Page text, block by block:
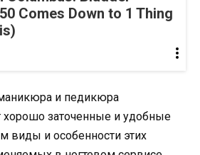
Comes Down to 1 Thing
и педикюра
хорошо заточенные и удобные
виды и особенности этих